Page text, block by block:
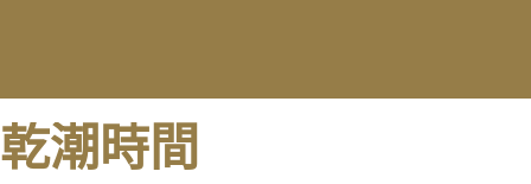
乾潮時間